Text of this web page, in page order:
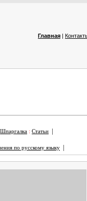
Главная |
Шпаргалка : Статьи
|
по русскому языку |